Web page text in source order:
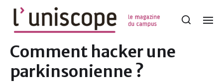
Comment hacker une
parkinsonienne ?